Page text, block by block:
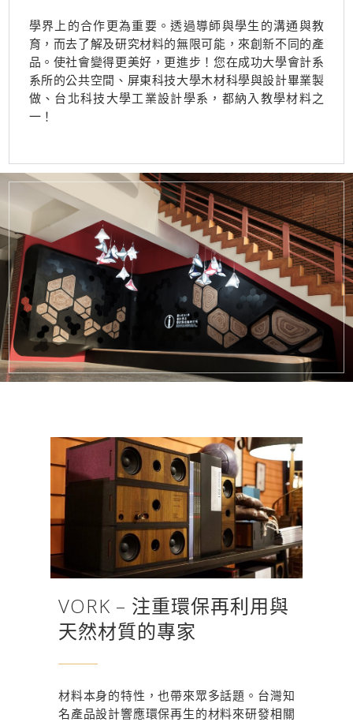
學界上的合作更為重要。透過導師與學生的溝通與教
育，而去了解及研究材料的無限可能，來創新不同的產
品。使社會變得更美好，更進步！您在成功大學會計系
系所的公共空間、屏東科技大學木材科學與設計畢業製
做、台北科技大學工業設計學系，都納入教學材料之
一！
VORK – 注重環保再利用與
天然材質的專家
材料本身的特性，也帶來眾多話題。台灣知
名產品設計響應環保再生的材料來研發相關